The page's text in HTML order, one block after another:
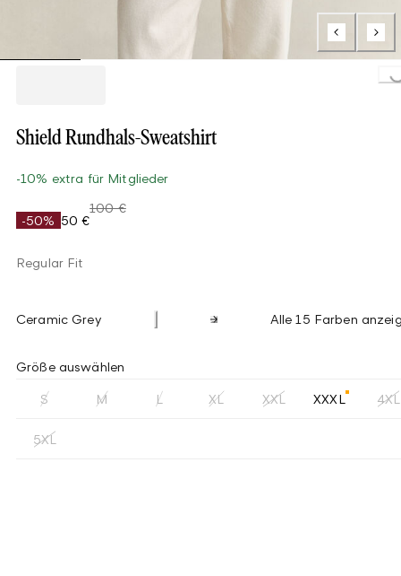
Loading...
Shield Rundhals-Sweatshirt
-10% extra für Mitglieder
-50% 50 €
100 €
Regular Fit
Ceramic Grey Alle 15 Farben
Größe auswählen
S M L XL XXL XXXL 4XL
5XL